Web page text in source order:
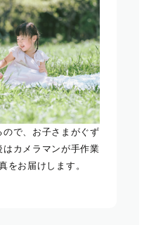
で、お子さまがぐず
カメラマンが手作業
をお届けします。